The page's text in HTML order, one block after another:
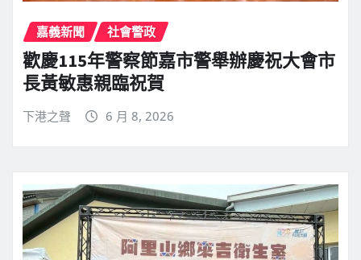
嘉義新聞 社會警政
歡慶115年警察節嘉市警舉辦慶祝大會市
長黃敏惠親臨祝賀
下港之聲 6 月 8, 2026